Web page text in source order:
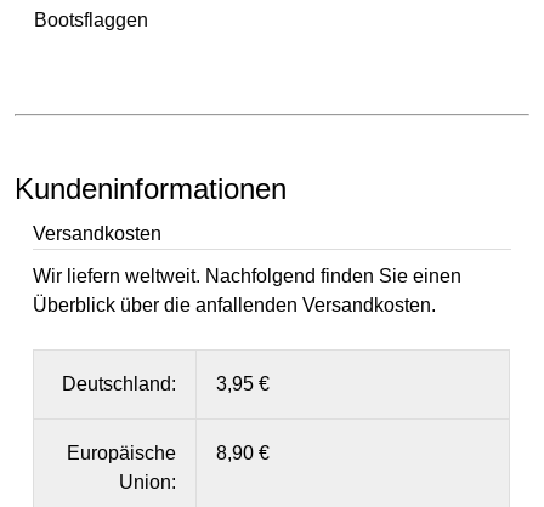
Bootsflaggen
Kundeninformationen
Versandkosten
Wir liefern weltweit. Nachfolgend finden Sie einen
Überblick über die anfallenden Versandkosten.
Deutschland: 3,95 €
Europäische
Union:
8,90 €